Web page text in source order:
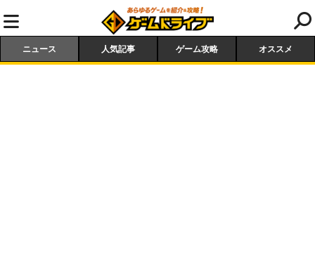
ニュース 人気記事 ゲーム攻略 オススメ